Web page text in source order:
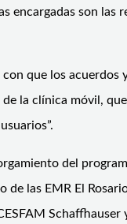
encargadas son las
que los acuerdos
la clínica móvil,
del
de las EMR El
Schaffhauser